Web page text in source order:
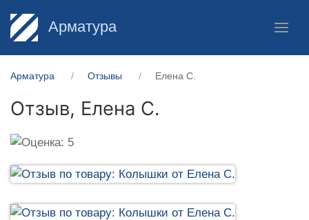
Арматура
Арматура Отзывы Елена С.
Отзыв, Елена С.